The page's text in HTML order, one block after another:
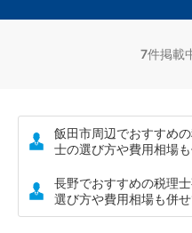
7件掲載
飯田市周辺でおすすめ
士の選び方や費用相場
長野でおすすめの税理
選び方や費用相場も併